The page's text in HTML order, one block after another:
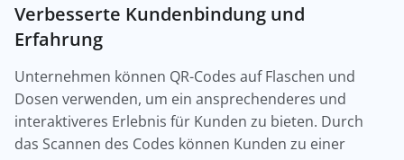
Verbesserte Kundenbindung und
Erfahrung
Unternehmen können QR-Codes auf Flaschen und
Dosen verwenden, um ein ansprechenderes und
interaktiveres Erlebnis für Kunden zu bieten. Durch
das Scannen des Codes können Kunden zu einer